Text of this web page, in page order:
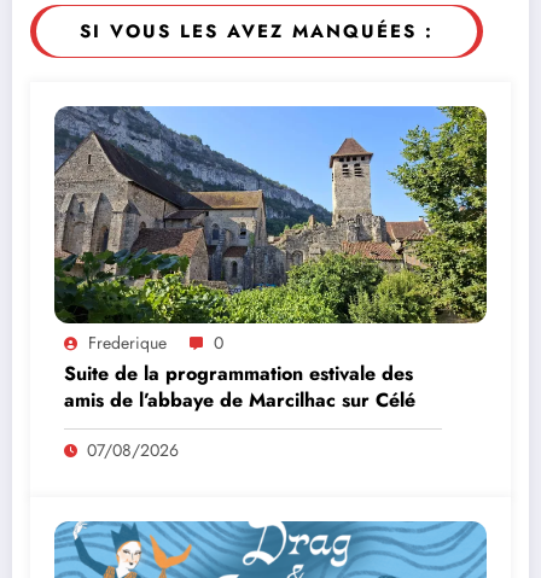
SI VOUS LES AVEZ MANQUÉES :
Frederique 0
Suite de la programmation estivale des
amis de l’abbaye de Marcilhac sur Célé
07/08/2026